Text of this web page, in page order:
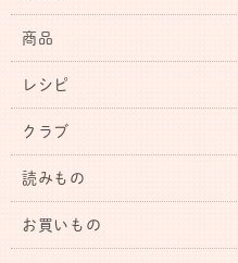
商品
レシピ
クラブ
読みもの
お買いもの